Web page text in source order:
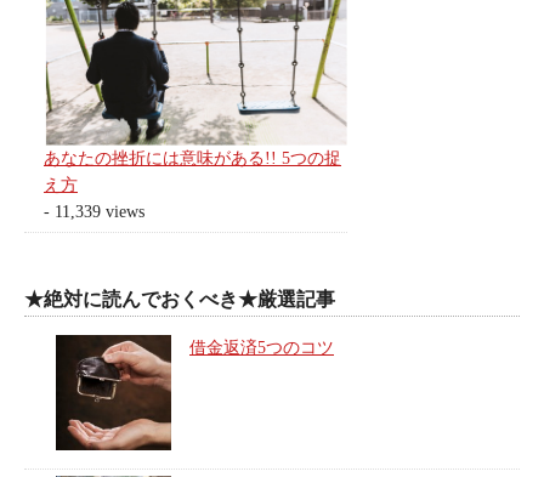
あなたの挫折には意味がある!! 5つの捉
え方
- 11,339 views
★絶対に読んでおくべき★厳選記事
借金返済5つのコツ